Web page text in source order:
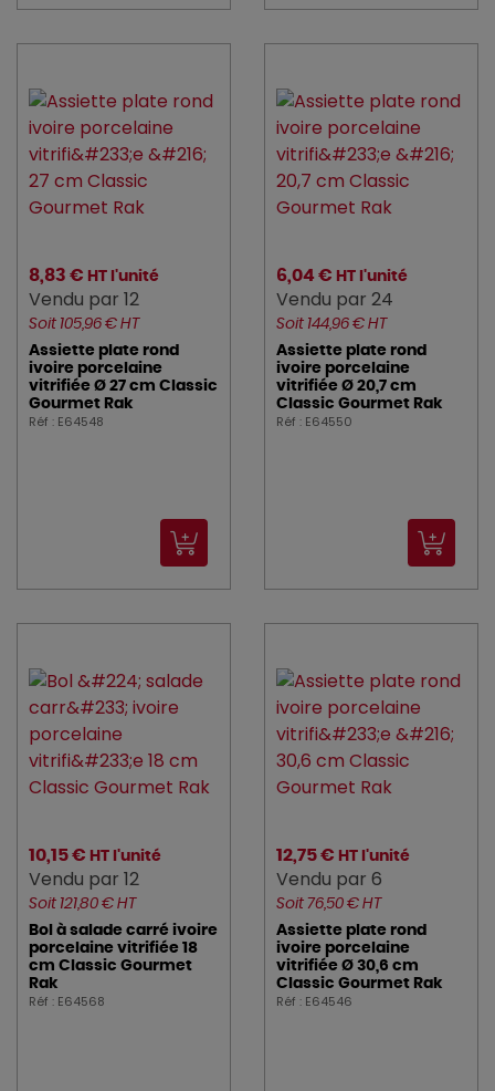
8,83 € HT l'unité
Vendu par 12
Soit 105,96 € HT
Assiette plate rond
ivoire porcelaine
vitrifiée Ø 27 cm Classic
Gourmet Rak
Réf : E64548
6,04 € HT l'unité
Vendu par 24
Soit 144,96 € HT
Assiette plate rond
ivoire porcelaine
vitrifiée Ø 20,7 cm
Classic Gourmet Rak
Réf : E64550
10,15 € HT l'unité
Vendu par 12
Soit 121,80 € HT
Bol à salade carré ivoire
porcelaine vitrifiée 18
cm Classic Gourmet
Rak
Réf : E64568
12,75 € HT l'unité
Vendu par 6
Soit 76,50 € HT
Assiette plate rond
ivoire porcelaine
vitrifiée Ø 30,6 cm
Classic Gourmet Rak
Réf : E64546